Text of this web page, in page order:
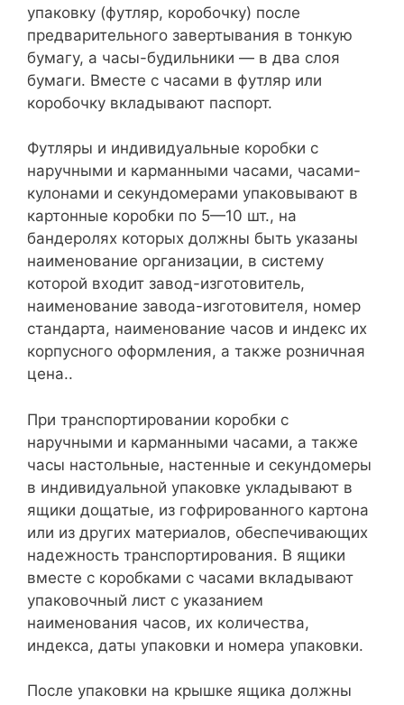
упаковку (футляр, коробочку) после
предварительного завертывания в тонкую
бумагу, а часы-будильники — в два слоя
бумаги. Вместе с часами в футляр или
коробочку вкладывают паспорт.
Футляры и индивидуальные коробки с
наручными и карманными часами, часами-
кулонами и секундомерами упаковывают в
картонные коробки по 5—10 шт., на
бандеролях которых должны быть указаны
наименование организации, в систему
которой входит завод-изготовитель,
наименование завода-изготовителя, номер
стандарта, наименование часов и индекс их
корпусного оформления, а также розничная
цена..
При транспортировании коробки с
наручными и карманными часами, а также
часы настольные, настенные и секундомеры
в индивидуальной упаковке укладывают в
ящики дощатые, из гофрированного картона
или из других материалов, обеспечивающих
надежность транспортирования. В ящики
вместе с коробками с часами вкладывают
упаковочный лист с указанием
наименования часов, их количества,
индекса, даты упаковки и номера упаковки.
После упаковки на крышке ящика должны